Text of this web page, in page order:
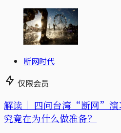
断网时代
仅限会员
解读｜ 四问台湾“断网”演
究竟在为什么做准备？